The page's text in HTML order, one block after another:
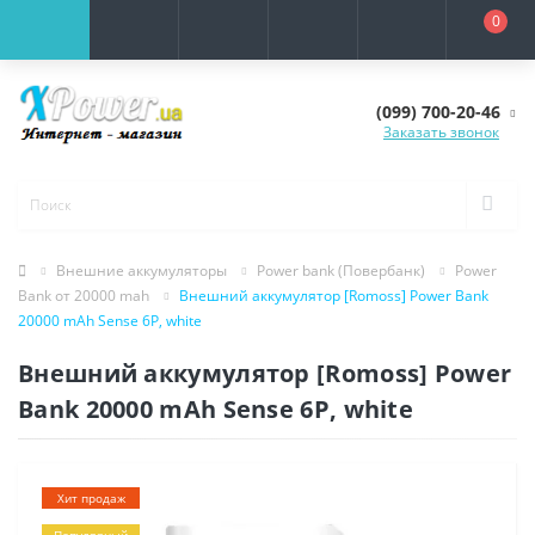
0
(099) 700-20-46
Заказать звонок
Внешние аккумуляторы Power bank (Повербанк)
Power
Bank от 20000 mah
Внешний аккумулятор [Romoss] Power Bank
20000 mAh Sense 6P, white
Внешний аккумулятор [Romoss] Power
Bank 20000 mAh Sense 6P, white
Хит продаж